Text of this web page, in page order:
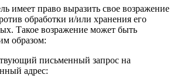
имеет право выразить свое возражение
обработки и/или хранения его
Такое возражение может быть
образом:
письменный запрос на
адрес: